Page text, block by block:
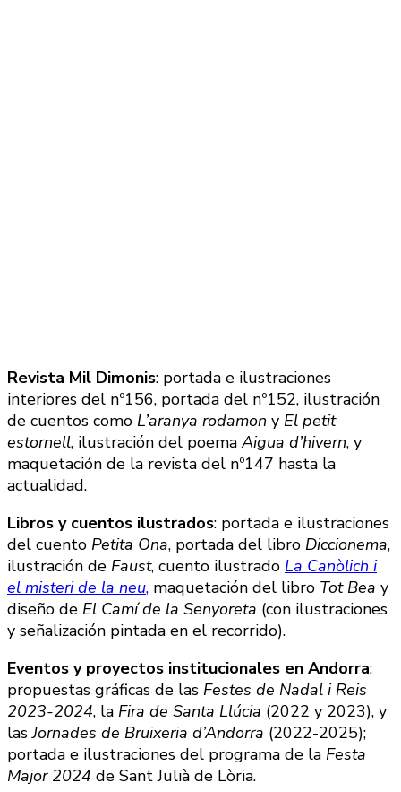
Revista Mil Dimonis: portada e ilustraciones
interiores del nº156, portada del nº152, ilustración
de cuentos como L’aranya rodamon y El petit
estornell, ilustración del poemaAigua d’hivern, y
maquetación de la revista del nº147 hasta la
actualidad.
Libros y cuentos ilustrados: portada e ilustraciones
del cuento Petita Ona, portada del libro Diccionema,
ilustración de Faust, cuento ilustrado La Canòlich i
el misteri de la neu, maquetación del libro Tot Bea y
diseño de El Camí de la Senyoreta (con ilustraciones
y señalización pintada en el recorrido).
Eventos y proyectos institucionales en Andorra:
propuestas gráficas de las Festes de Nadal i Reis
2023-2024, la Fira de Santa Llúcia (2022 y 2023), y
lasJornades de Bruixeria d’Andorra (2022-2025);
portada e ilustraciones del programa de la Festa
Major 2024 de Sant Julià de Lòria.